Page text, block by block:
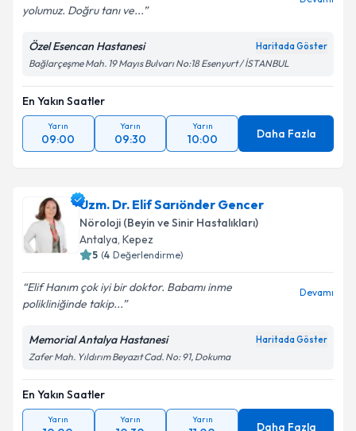
yolumuz. Doğru tanı ve...
Özel Esencan Hastanesi
Bağlarçeşme Mah. 19 Mayıs Bulvarı No:18 Esenyurt / İSTANBUL
En Yakın Saatler
Yarın
09:00
Yarın
09:30
Yarın
10:00 Daha Fazla
Uzm. Dr. Elif Sarıönder Gencer
Nöroloji (Beyin ve Sinir Hastalıkları)
Antalya, Kepez
( Değerlendirme)
Elif Hanım çok iyi bir doktor. Babamı inme
polikliniğinde takip...
Memorial Antalya Hastanesi
Zafer Mah. Yıldırım Beyazıt Cad. No: 91, Dokuma
En Yakın Saatler
Yarın Yarın Yarın